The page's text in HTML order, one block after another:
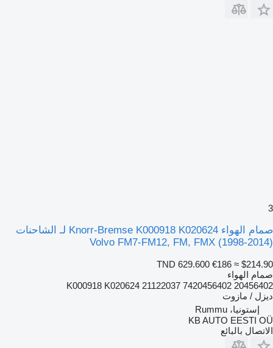
3
صمام الهواء Knorr-Bremse K000918 K020624 لـ الشاحنات
Volvo FM7-FM12, FM, FMX (1998-2014)
TND 629.600 €186 ≈ $214.90
صمام الهواء
K000918 K020624 21122037 7420456402 20456402
ديزل / مازوت
إستونيا، Rummu
KB AUTO EESTI OÜ
الاتصال بالبائع